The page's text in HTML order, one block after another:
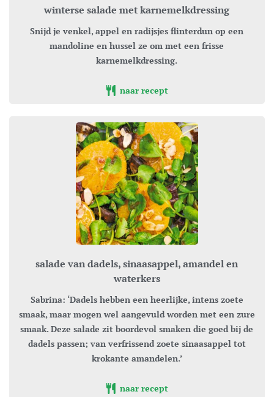
winterse salade met karnemelkdressing
Snijd je venkel, appel en radijsjes flinterdun op een
mandoline en hussel ze om met een frisse
karnemelkdressing.
naar recept
salade van dadels, sinaasappel, amandel en
waterkers
Sabrina: ‘Dadels hebben een heerlijke, intens zoete
smaak, maar mogen wel aangevuld worden met een zure
smaak. Deze salade zit boordevol smaken die goed bij de
dadels passen; van verfrissend zoete sinaasappel tot
krokante amandelen.’
naar recept